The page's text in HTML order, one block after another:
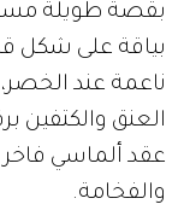
بقصة طويلة
بياقة على شكل
ناعمة عند
العنق والكتفين
والفخامة.